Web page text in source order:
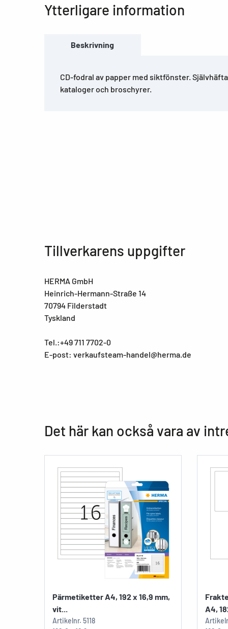
Ytterligare information
Beskrivning
CD-fodral av papper med siktfönster.
kataloger och broschyrer.
Tillverkarens uppgifter
HERMA GmbH
Heinrich-Hermann-Straße 14
70794 Filderstadt
Tyskland
Tel.:+49 711 7702-0
E-post: verkaufsteam-handel@herma.de
Det här kan också vara av
Pärmetiketter A4, 192 x 16,9 mm,
vit...
Artikelnr. 5118
A4,